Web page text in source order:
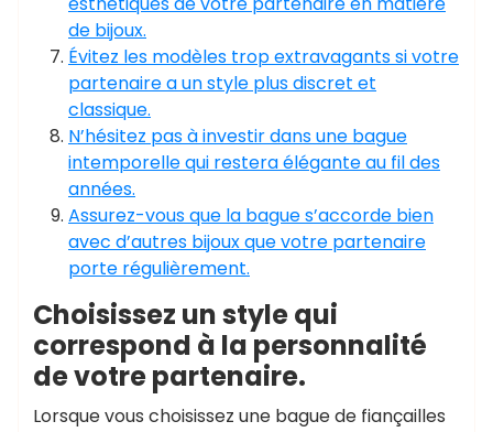
de bijoux.
Évitez les modèles trop extravagants si votre
partenaire a un style plus discret et
classique.
N’hésitez pas à investir dans une bague
intemporelle qui restera élégante au fil des
années.
Assurez-vous que la bague s’accorde bien
avec d’autres bijoux que votre partenaire
porte régulièrement.
Choisissez un style qui
correspond à la personnalité
de votre partenaire.
Lorsque vous choisissez une bague de fiançailles